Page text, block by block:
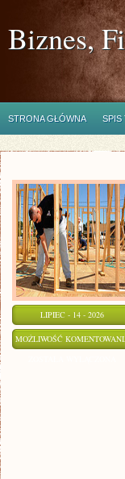
Biznes,
STRONA GŁÓWNA SPIS
LIPIEC - 14 - 2026
MOŻLIWOŚĆ